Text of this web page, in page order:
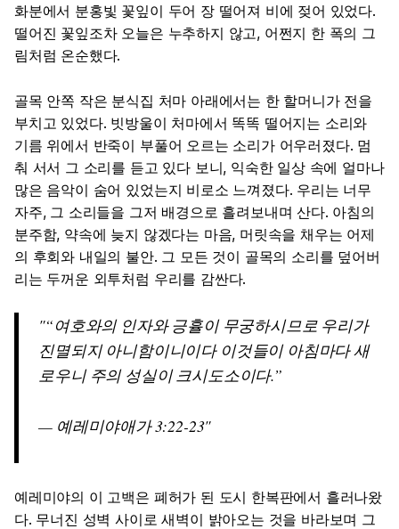
화분에서 분홍빛 꽃잎이 두어 장 떨어져 비에 젖어 있었다.
떨어진 꽃잎조차 오늘은 누추하지 않고, 어쩐지 한 폭의 그
림처럼 온순했다.
골목 안쪽 작은 분식집 처마 아래에서는 한 할머니가 전을
부치고 있었다. 빗방울이 처마에서 똑똑 떨어지는 소리와
기름 위에서 반죽이 부풀어 오르는 소리가 어우러졌다. 멈
춰 서서 그 소리를 듣고 있다 보니, 익숙한 일상 속에 얼마나
많은 음악이 숨어 있었는지 비로소 느껴졌다. 우리는 너무
자주, 그 소리들을 그저 배경으로 흘려보내며 산다. 아침의
분주함, 약속에 늦지 않겠다는 마음, 머릿속을 채우는 어제
의 후회와 내일의 불안. 그 모든 것이 골목의 소리를 덮어버
리는 두꺼운 외투처럼 우리를 감싼다.
“여호와의 인자와 긍휼이 무궁하시므로 우리가
진멸되지 아니함이니이다 이것들이 아침마다 새
로우니 주의 성실이 크시도소이다.”
— 예레미야애가 3:22-23
예레미야의 이 고백은 폐허가 된 도시 한복판에서 흘러나왔
다. 무너진 성벽 사이로 새벽이 밝아오는 것을 바라보며 그